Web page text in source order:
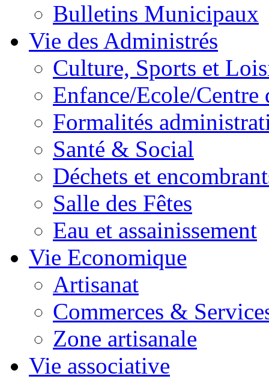
Bulletins Municipaux
Vie des Administrés
Culture, Sports et
Enfance/Ecole/Centre
Formalités
Santé & Social
Déchets et
Salle des Fêtes
Eau et assainissement
Vie Economique
Artisanat
Commerces &
Zone artisanale
Vie associative